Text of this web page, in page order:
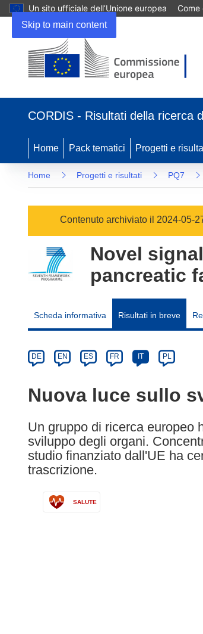
Skip to main content
Un sito ufficiale dell’Unione europea Come
in
nuova
finestra)
CORDIS - Risultati della ricerca
Home Pack tematici Progetti e
Home Progetti e risultati PQ7
Contenuto archiviato il 2024-05-
Novel
pancreatic
Scheda informativa Risultati in breve
Category
Article
available
the
languages:
DE EN ES FR IT PL
Nuova luce sullo
Un gruppo di ricerca europeo
sviluppo degli organi.
studio finanziato dall'UE ha
trascrizione.
SALUTE